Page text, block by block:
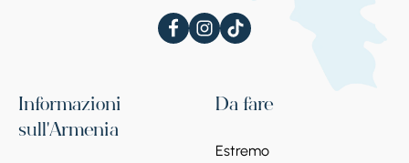
Informazioni
sull'Armenia
Da fare
Estremo